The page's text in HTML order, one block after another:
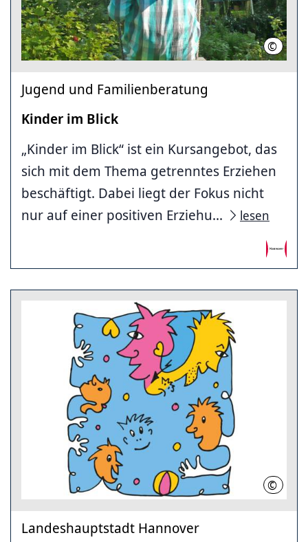
© LHH
Jugend und Familienberatung
Kinder im Blick
„Kinder im Blick“ ist ein Kursangebot, das
sich mit dem Thema getrenntes Erziehen
beschäftigt. Dabei liegt der Fokus nicht
nur auf einer positiven Erziehu...
lesen
© LHH
Landeshauptstadt Hannover